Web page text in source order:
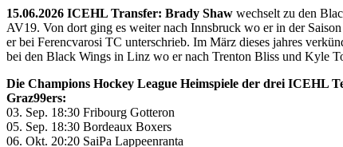
15.06.2026 ICEHL Transfer: Brady Shaw wechselt zu den
AV19. Von dort ging es weiter nach Innsbruck wo er in der
er bei Ferencvarosi TC unterschrieb. Im März dieses jahres
bei den Black Wings in Linz wo er nach Trenton Bliss und Kyle
Die Champions Hockey League Heimspiele der drei ICEHL
Graz99ers:
03. Sep. 18:30 Fribourg Gotteron
05. Sep. 18:30 Bordeaux Boxers
06. Okt. 20:20 SaiPa Lappeenranta